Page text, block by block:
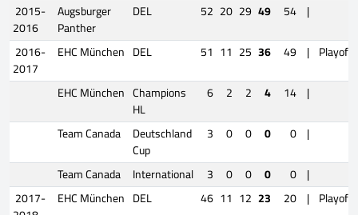
2015-
2016
Augsburger
Panther
DEL 52 20 29 49 54 |
2016-
2017
EHC München DEL 51 11 25 36 49 | Playoffs
EHC München Champions
HL
6 2 2 4 14 |
Team Canada
Deutschland
Cup
3 0 0 0 0 |
Team Canada
International 3 0 0 0 0 |
2017-
EHC München DEL 46 11 12 23 20 | Playoffs